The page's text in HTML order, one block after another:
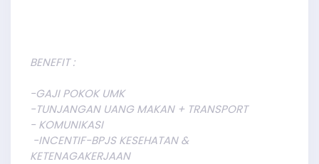
BENEFIT :
-GAJI POKOK UMK
-TUNJANGAN UANG MAKAN + TRANSPORT
- KOMUNIKASI
-INCENTIF-BPJS KESEHATAN &
KETENAGAKERJAAN